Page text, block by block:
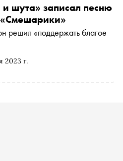
2023 г.
и шута» записал песню
решил «поддержать благое